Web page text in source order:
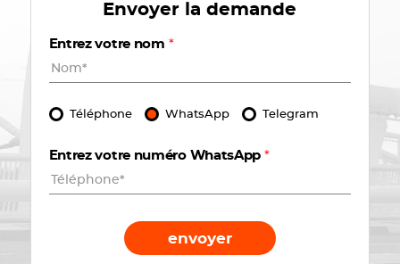
Envoyer la demande
Entrez votre nom *
Téléphone WhatsApp Telegram
Entrez votre numéro WhatsApp *
envoyer